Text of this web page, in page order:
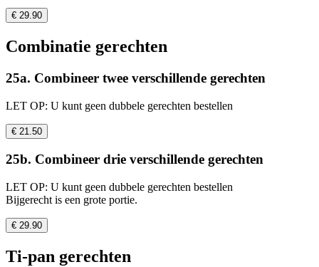
€ 29.90
Combinatie gerechten
25a. Combineer twee verschillende gerechten
LET OP: U kunt geen dubbele gerechten bestellen
€ 21.50
25b. Combineer drie verschillende gerechten
LET OP: U kunt geen dubbele gerechten bestellen
Bijgerecht is een grote portie.
€ 29.90
Ti-pan gerechten